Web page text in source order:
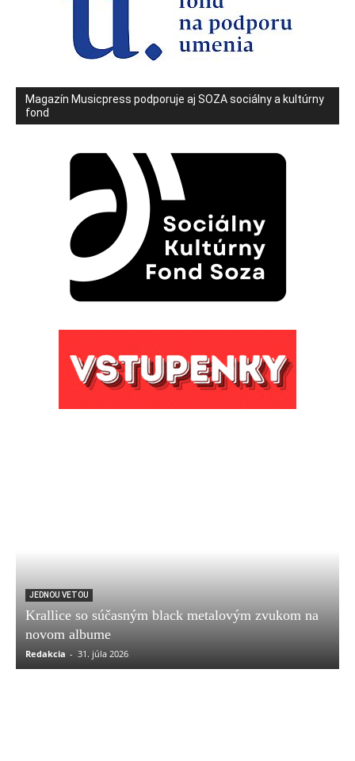
Magazín Musicpress podporuje aj SOZA sociálny a kultúrny
fond
JEDNOU VETOU
Krallice so súčasným black metalovým zvukom na
novom albume
Redakcia - 31. júla 2026